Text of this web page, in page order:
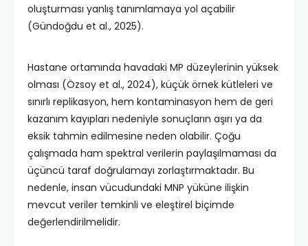
oluşturması yanlış tanımlamaya yol açabilir
(Gündoğdu et al., 2025).
Hastane ortamında havadaki MP düzeylerinin yüksek
olması (Özsoy et al., 2024), küçük örnek kütleleri ve
sınırlı replikasyon, hem kontaminasyon hem de geri
kazanım kayıpları nedeniyle sonuçların aşırı ya da
eksik tahmin edilmesine neden olabilir. Çoğu
çalışmada ham spektral verilerin paylaşılmaması da
üçüncü taraf doğrulamayı zorlaştırmaktadır. Bu
nedenle, insan vücudundaki MNP yüküne ilişkin
mevcut veriler temkinli ve eleştirel biçimde
değerlendirilmelidir.